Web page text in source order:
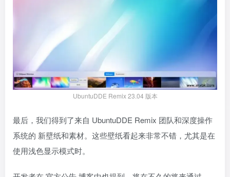
UbuntuDDE Remix 23.04 版本
最后，我们得到了来自 UbuntuDDE Remix 团队和深度操作
系统的 新壁纸和素材。这些壁纸看起来非常不错，尤其是在
使用浅色显示模式时。